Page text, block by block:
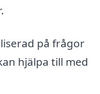
på frågor
hjälpa till med